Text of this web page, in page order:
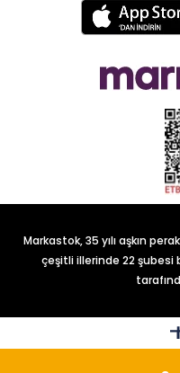
Markastok, 35 yılı aşkın
çeşitli illerinde 22 şubesi